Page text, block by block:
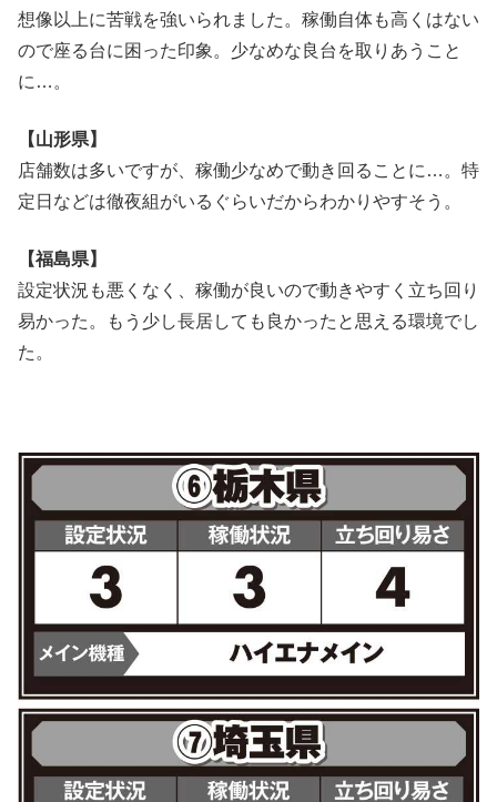
想像以上に苦戦を強いられました。稼働自体も高くはない
ので座る台に困った印象。少なめな良台を取りあうこと
に…。
【山形県】
店舗数は多いですが、稼働少なめで動き回ることに…。特
定日などは徹夜組がいるぐらいだからわかりやすそう。
【福島県】
設定状況も悪くなく、稼働が良いので動きやすく立ち回り
易かった。もう少し長居しても良かったと思える環境でし
た。